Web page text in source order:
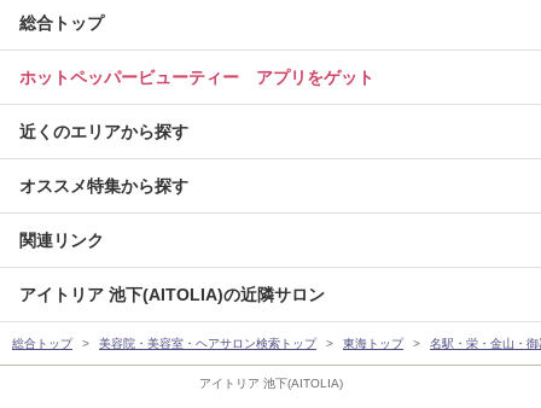
アイトリア 池下(AITOLIA)
総合トップ
ホットペッパービューティー アプリをゲット
近くのエリアから探す
オススメ特集から探す
関連リンク
アイトリア 池下(AITOLIA)の近隣サロン
総合トップ 美容院・美容室・ヘアサロン検索トップ 東海トップ 名駅・栄・金山・